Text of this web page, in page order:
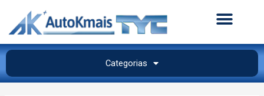
Categorias